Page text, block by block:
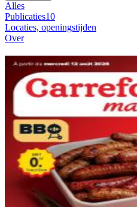
Alles
Publicaties10
Locaties, openingstijden
Over